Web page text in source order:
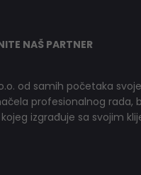
NAŠ PARTNER
od samih početaka
profesionalnog rada,
izgrađuje sa svojim